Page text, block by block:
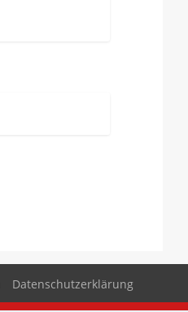
Datenschutzerklärung